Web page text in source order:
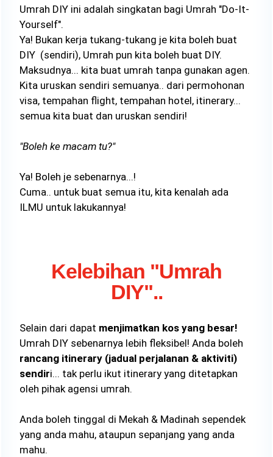
Umrah DIY ini adalah singkatan bagi Umrah "Do-It-
Yourself".
Ya! Bukan kerja tukang-tukang je kita boleh buat
DIY (sendiri), Umrah pun kita boleh buat DIY.
Maksudnya... kita buat umrah tanpa gunakan agen.
Kita uruskan sendiri semuanya.. dari permohonan
visa, tempahan flight, tempahan hotel, itinerary...
semua kita buat dan uruskan sendiri!
"Boleh ke macam tu?"
Ya! Boleh je sebenarnya...!
Cuma.. untuk buat semua itu, kita kenalah ada
ILMU untuk lakukannya!
Kelebihan "Umrah
DIY"..
Selain dari dapat menjimatkan kos yang besar!
Umrah DIY sebenarnya lebih fleksibel! Anda boleh
rancang itinerary (jadual perjalanan & aktiviti)
sendiri... tak perlu ikut itinerary yang ditetapkan
oleh pihak agensi umrah.
Anda boleh tinggal di Mekah & Madinah sependek
yang anda mahu, ataupun sepanjang yang anda
mahu.